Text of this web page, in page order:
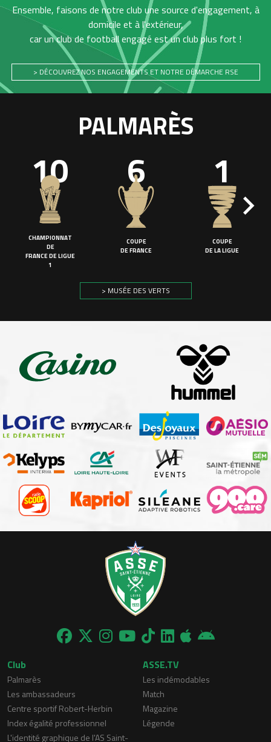
Ensemble, faisons de notre club une source d'engagement, à
domicile et à l'extérieur,
car un club de football engagé est un club plus fort !
> DÉCOUVREZ NOS ENGAGEMENTS ET NOTRE DÉMARCHE RSE
PALMARÈS
10
CHAMPIONNAT
DE
FRANCE DE LIGUE
1
6
COUPE
DE FRANCE
1
COUPE
DE LA LIGUE
> MUSÉE DES VERTS
Club
Palmarès
Les ambassadeurs
Centre sportif Robert-Herbin
Index égalité professionnel
L'identité graphique de l'AS Saint-
ASSE.TV
Les indémodables
Match
Magazine
Légende